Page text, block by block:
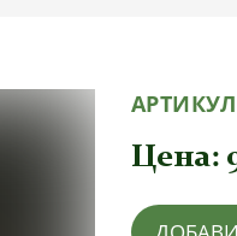
Цена: